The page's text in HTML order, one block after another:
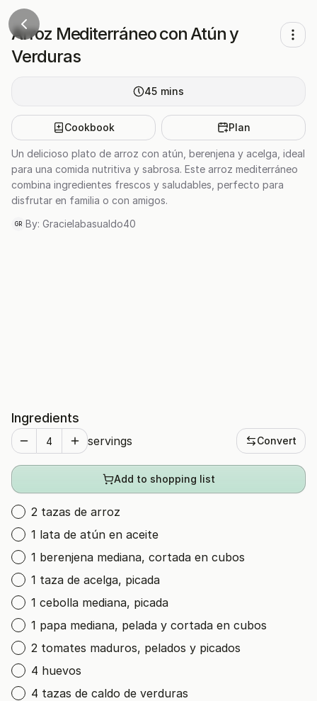
Arroz Mediterráneo con Atún y
Verduras
45 mins
Cookbook Plan
Un delicioso plato de arroz con atún, berenjena y acelga, ideal
para una comida nutritiva y sabrosa. Este arroz mediterráneo
combina ingredientes frescos y saludables, perfecto para
disfrutar en familia o con amigos.
GR By: Gracielabasualdo40
Ingredients
servings Convert
Add to shopping list
2 tazas de arroz
1 lata de atún en aceite
1 berenjena mediana, cortada en cubos
1 taza de acelga, picada
1 cebolla mediana, picada
1 papa mediana, pelada y cortada en cubos
2 tomates maduros, pelados y picados
4 huevos
4 tazas de caldo de verduras